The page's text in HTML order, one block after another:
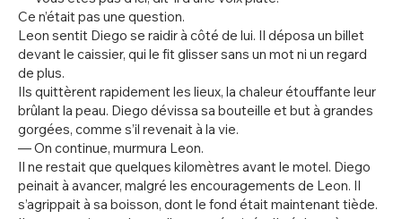
Ce n’était pas une question.
Leon sentit Diego se raidir à côté de lui. Il déposa un billet
devant le caissier, qui le fit glisser sans un mot ni un regard
de plus.
Ils quittèrent rapidement les lieux, la chaleur étouffante leur
brûlant la peau. Diego dévissa sa bouteille et but à grandes
gorgées, comme s’il revenait à la vie.
— On continue, murmura Leon.
Il ne restait que quelques kilomètres avant le motel. Diego
peinait à avancer, malgré les encouragements de Leon. Il
s’agrippait à sa boisson, dont le fond était maintenant tiède.